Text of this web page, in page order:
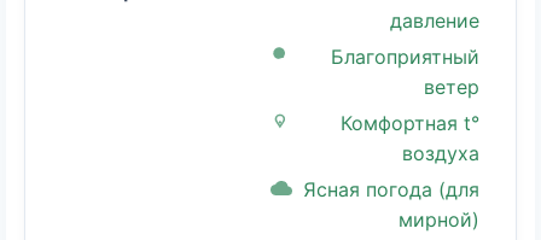
давление
Благоприятный
ветер
Комфортная t°
воздуха
Ясная погода (для
мирной)